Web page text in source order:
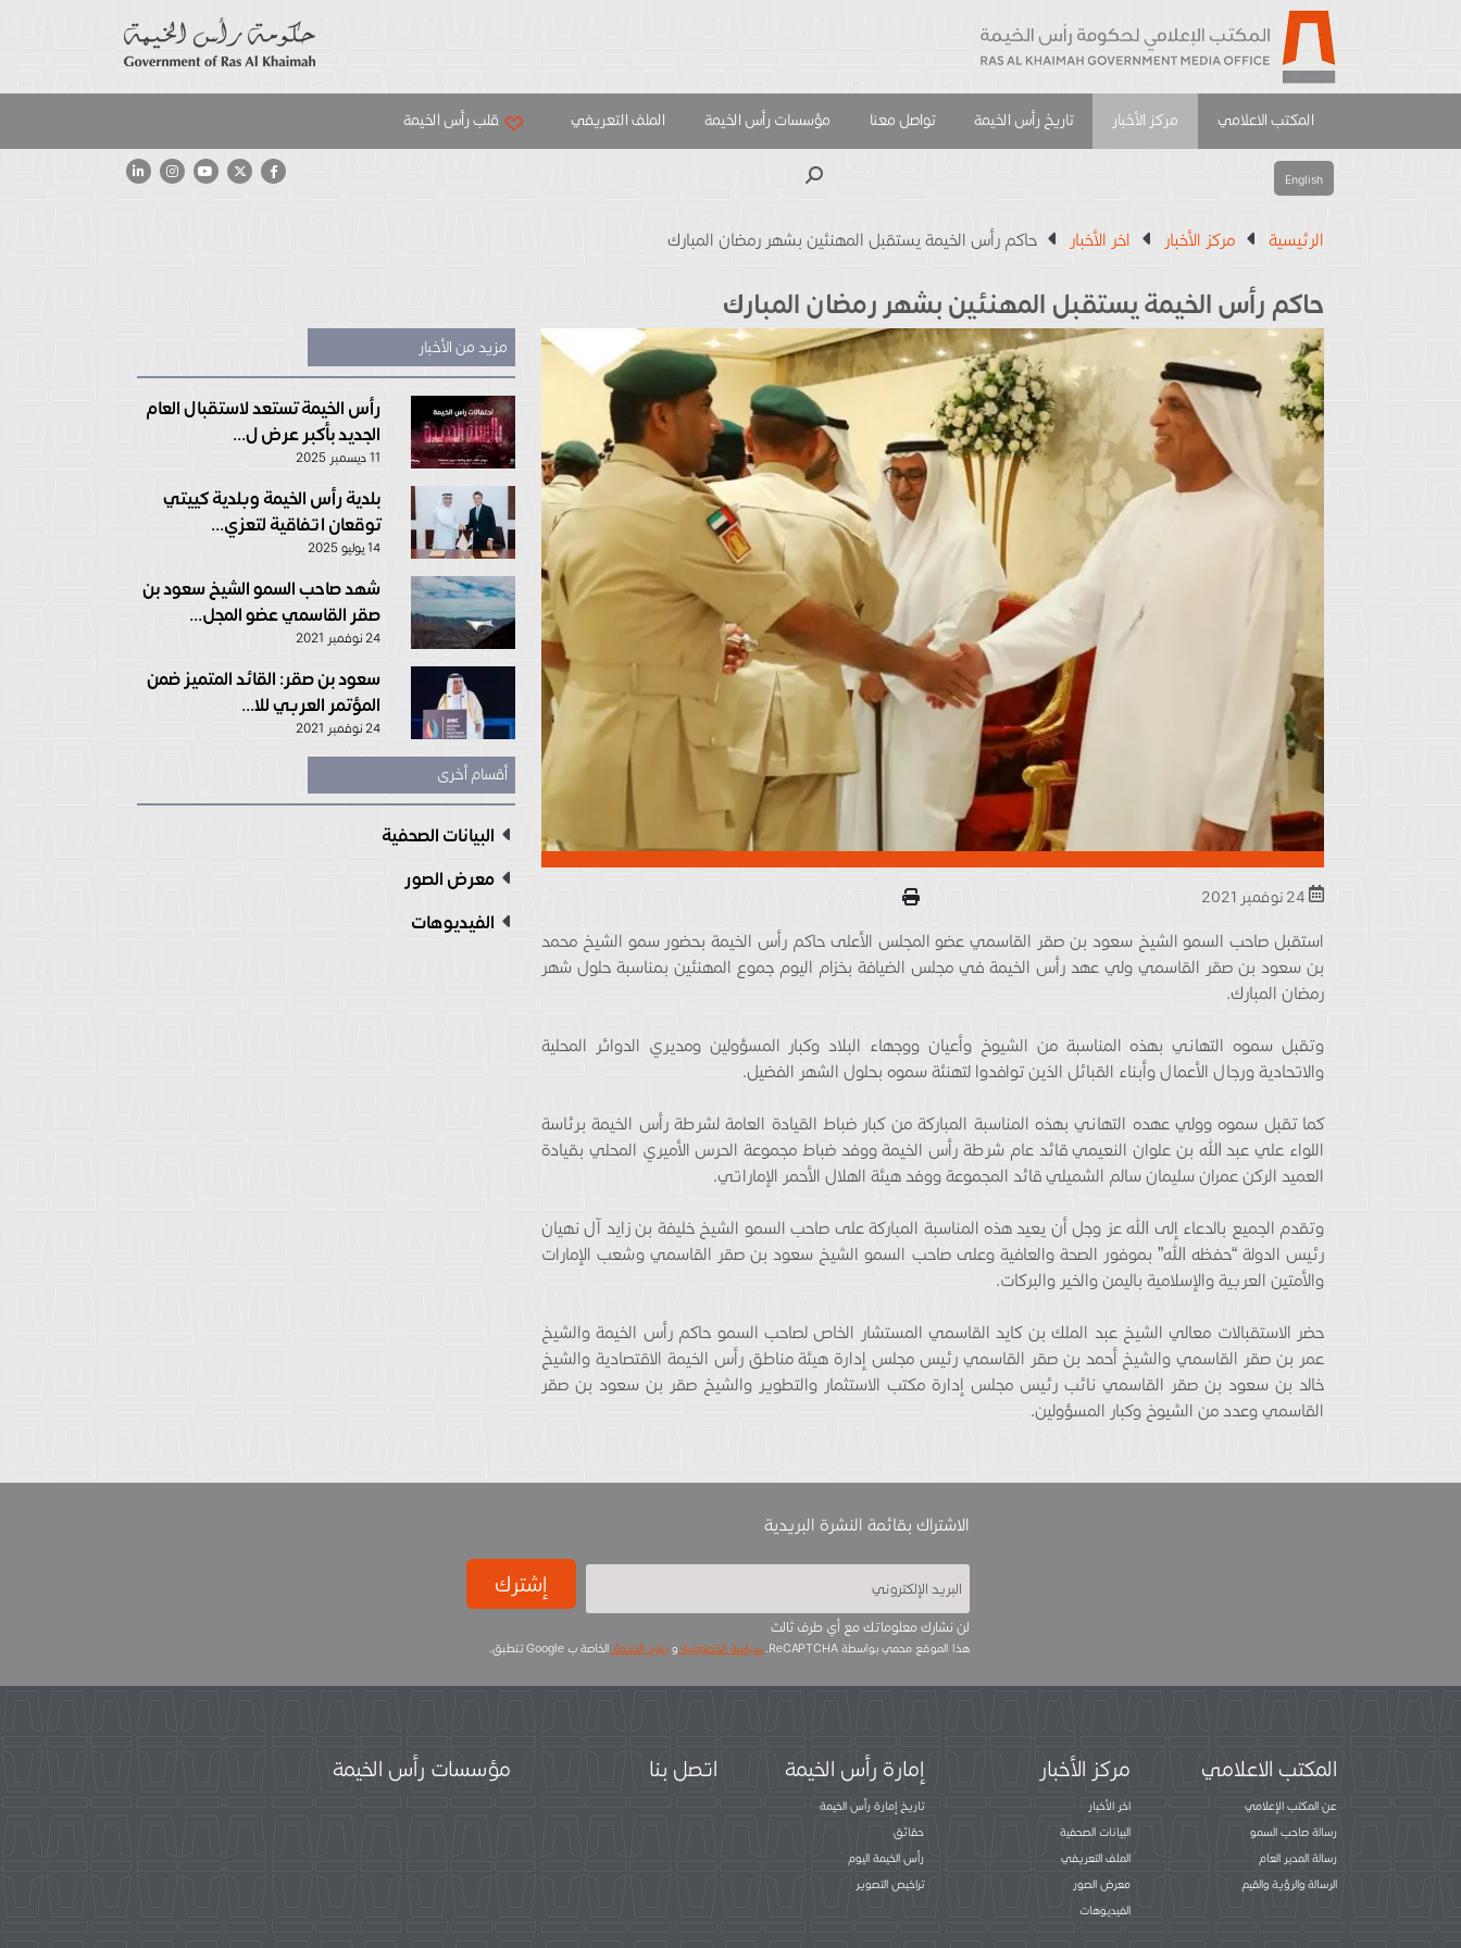
المكتب الاعلامي مركز الأخبار تاريخ رأس الخيمة تواصل معنا مؤسسات رأس الخيمة الملف التعريفي قلب رأس الخيمة
English
الرئيسية مركز الأخبار اخر الأخبار حاكم رأس الخيمة يستقبل المهنئين بشهر رمضان المبارك
حاكم رأس الخيمة يستقبل المهنئين بشهر رمضان المبارك
استقبل صاحب السمو الشيخ سعود بن صقر القاسمي عضو المجلس الأعلى حاكم رأس الخيمة بحضور سمو الشيخ محمد
بن سعود بن صقر القاسمي ولي عهد رأس الخيمة في مجلس الضيافة بخزام اليوم جموع المهنئين بمناسبة حلول شهر
رمضان المبارك.
وتقبل سموه التهاني بهذه المناسبة من الشيوخ وأعيان ووجهاء البلاد وكبار المسؤولين ومديري الدوائر المحلية
والاتحادية ورجال الأعمال وأبناء القبائل الذين توافدوا لتهنئة سموه بحلول الشهر الفضيل.
كما تقبل سموه وولي عهده التهاني بهذه المناسبة المباركة من كبار ضباط القيادة العامة لشرطة رأس الخيمة برئاسة
اللواء علي عبد الله بن علوان النعيمي قائد عام شرطة رأس الخيمة ووفد ضباط مجموعة الحرس الأميري المحلي بقيادة
العميد الركن عمران سليمان سالم الشميلي قائد المجموعة ووفد هيئة الهلال الأحمر الإماراتي.
وتقدم الجميع بالدعاء إلى الله عز وجل أن يعيد هذه المناسبة المباركة على صاحب السمو الشيخ خليفة بن زايد آل نهيان
رئيس الدولة “حفظه الله” بموفور الصحة والعافية وعلى صاحب السمو الشيخ سعود بن صقر القاسمي وشعب الإمارات
والأمتين العربية والإسلامية باليمن والخير والبركات.
حضر الاستقبالات معالي الشيخ عبد الملك بن كايد القاسمي المستشار الخاص لصاحب السمو حاكم رأس الخيمة والشيخ
عمر بن صقر القاسمي والشيخ أحمد بن صقر القاسمي رئيس مجلس إدارة هيئة مناطق رأس الخيمة الاقتصادية والشيخ
خالد بن سعود بن صقر القاسمي نائب رئيس مجلس إدارة مكتب الاستثمار والتطوير والشيخ صقر بن سعود بن صقر
القاسمي وعدد من الشيوخ وكبار المسؤولين.
مزيد من الأخبار
رأس الخيمة تستعد لاستقبال العام
الجديد بأكبر عرض ل...
11 ديسمبر 2025
بلدية رأس الخيمة وبلدية كييتي
توقعان اتفاقية لتعزي...
14 يوليو 2025
شهد صاحب السمو الشيخ سعود بن
صقر القاسمي عضو المجل...
24 نوفمبر 2021
سعود بن صقر: القائد المتميز ضمن
المؤتمر العربي للا...
24 نوفمبر 2021
أقسام أخرى
البيانات الصحفية
معرض الصور
الفيديوهات
الاشتراك بقائمة النشرة البريدية
لن نشارك معلوماتك مع أي طرف ثالث
إشترك
هذا الموقع محمي بواسطة ReCAPTCHA. سياسة الخصوصية وبنود الخدمة الخاصة ب Google تتطبق.
المكتب الاعلامي
عن المكتب الإعلامي
رسالة صاحب السمو
رسالة المدير العام
الرسالة والرؤية والقيم
مركز الأخبار
اخر الأخبار
البيانات الصحفية
الملف التعريفي
معرض الصور
الفيديوهات
إمارة رأس الخيمة
تاريخ إمارة رأس الخيمة
حقائق
رأس الخيمة اليوم
تراخيص التصوير
اتصل بنا مؤسسات رأس الخيمة